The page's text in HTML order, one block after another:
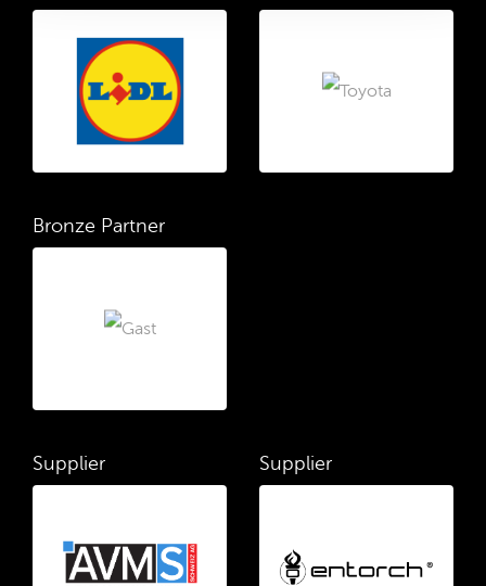
Bronze Partner
Supplier Supplier